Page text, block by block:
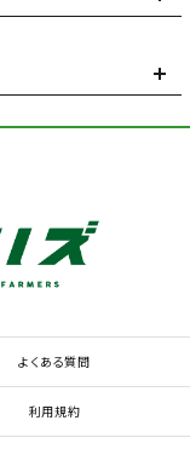
よくある質問
利用規約